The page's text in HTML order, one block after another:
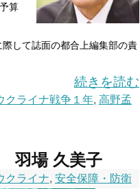
算
して誌面の都合上編集部の責
続きを読む
クライナ戦争１年, 高野孟
羽場 久美子
クライナ, 安全保障・防衛